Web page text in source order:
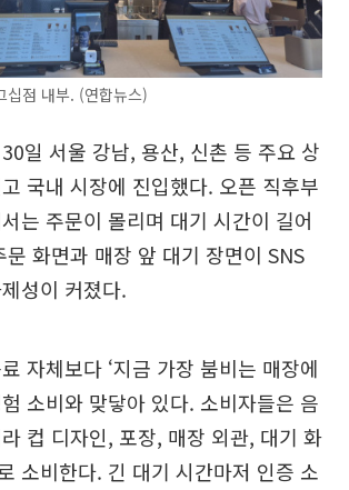
점 내부. (연합뉴스)
일 서울 강남, 용산, 신촌 등 주요 상
국내 시장에 진입했다. 오픈 직후부
는 주문이 몰리며 대기 시간이 길어
화면과 매장 앞 대기 장면이 SNS
성이 커졌다.
자체보다 ‘지금 가장 붐비는 매장에
소비와 맞닿아 있다. 소비자들은 음
컵 디자인, 포장, 매장 외관, 대기 화
소비한다. 긴 대기 시간마저 인증 소